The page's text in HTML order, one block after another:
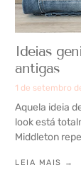
Ideias
antigas
1 de setembro
Aquela ideia
look está
Middleton
LEIA MAIS →